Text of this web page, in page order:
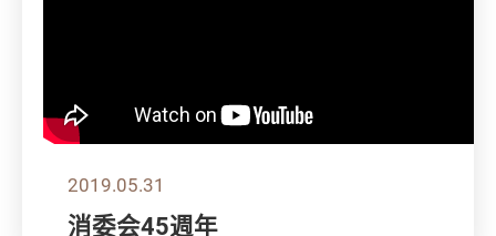
2019.05.31
消委会45週年